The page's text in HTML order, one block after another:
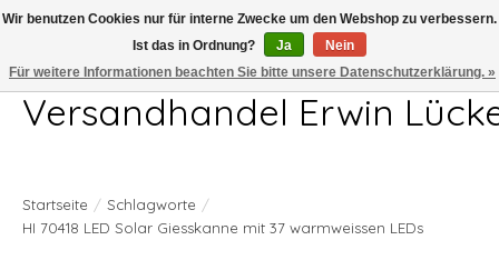
Telefon 04407 715872 MO-DO 7.00-17.00Uhr FR 7.00-13.00Uhr
Versandhandel Erwin
Startseite / Schlagworte /
HI 70418 LED Solar Giesskanne mit 37 warmweissen LEDs
Wir benutzen Cookies nur für interne Zwecke um den Webshop zu verbessern.
Ist das in Ordnung?
Ja
Nein
Für weitere Informationen beachten Sie bitte unsere Datenschutzerklärung. »